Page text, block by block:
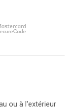
ou à l'extérieur